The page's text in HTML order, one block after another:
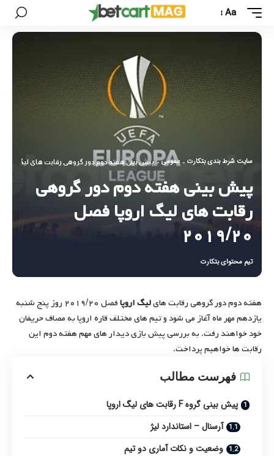
Aa
سایت شرط بندی بتکارت - عمومی - پیش بینی هفته دوم دور گروهی رقابت های لیگ اروپا فصل
پیش بینی هفته دوم دور گروهی
رقابت های لیگ اروپا فصل
۲۰۱۹/۲۰
تیم محتوای بتکارت
هفته دوم دور گروهی رقابت هایلیگ اروپا
فصل ۲۰۱۹/۲۰ روز پنج شنبه
یازدهم مهر ماه آغاز می شود و تیم های مختلف قاره اروپا به مصاف حریفان
خود خواهند رفت. به بررسی پیش بازی دیدار های مهم هفته دوم این
رقابت ها خواهیم پرداخت.
فهرست مطالب
پیش بینی گروه F رقابت های لیگ اروپا
آرسنال – استاندارد لیژ
وضعیت و نکات آماری دو تیم